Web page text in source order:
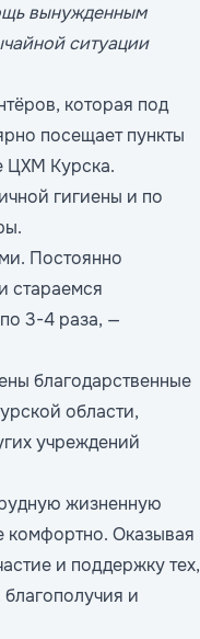
вынужденным
ситуации
которая под
посещает пункты
ЦХМ Курска.
гигиены и по
Постоянно
стараемся
3-4 раза, —
благодарственные
области,
учреждений
жизненную
комфортно. Оказывая
и поддержку тех,
и